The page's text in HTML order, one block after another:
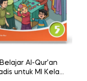
Belajar Al-Qur’an
untuk MI Kelas